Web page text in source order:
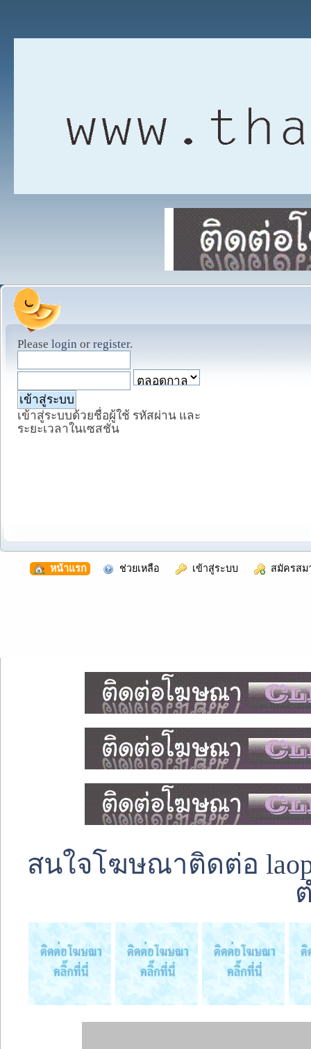
Please login or register.
เข้าสู่ระบบด้วยชื่อผู้ใช้ รหัสผ่าน และ
ระยะเวลาในเซสชั่น
หน้าแรก ช่วยเหลือ เข้าสู่ระบบ สมัครสม
สนใจโฆษณาติดต่อ